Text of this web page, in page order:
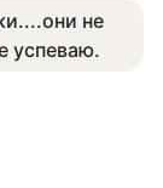
не
успеваю.